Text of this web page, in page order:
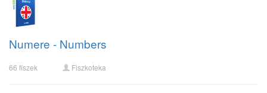
Numere - Numbers
66 fiszek Fiszkoteka